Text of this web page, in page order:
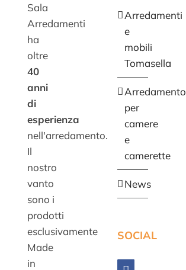
Sala
Arredamenti
ha
oltre
40
anni
di
esperienza
nell'arredamento.
Il
nostro
vanto
sono i
prodotti
esclusivamente
Made
in
Arredamenti
e
mobili
Tomasella
Arredamento
per
camere
e
camerette
News
SOCIAL